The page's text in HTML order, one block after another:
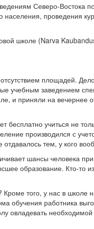
Северо-Востока
проведения
школе (Narva
площадей.
учебным заведением
и приняли на
учиться не
производился с
тем, у кого
шансы человека
образование. Кто-то
Кроме того, у нас в
обучения работника
овладевать